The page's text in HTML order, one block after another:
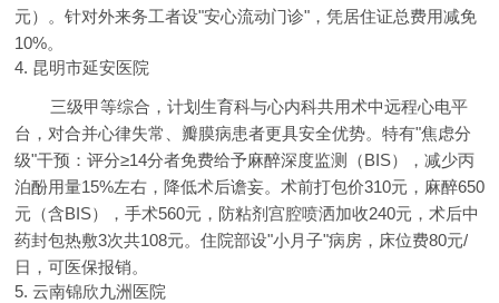
元）。针对外来务工者设"安心流动门诊"，凭居住证总费用减免
10%。
4. 昆明市延安医院
三级甲等综合，计划生育科与心内科共用术中远程心电平
台，对合并心律失常、瓣膜病患者更具安全优势。特有"焦虑分
级"干预：评分≥14分者免费给予麻醉深度监测（BIS），减少丙
泊酚用量15%左右，降低术后谵妄。术前打包价310元，麻醉650
元（含BIS），手术560元，防粘剂宫腔喷洒加收240元，术后中
药封包热敷3次共108元。住院部设"小月子"病房，床位费80元/
日，可医保报销。
5. 云南锦欣九洲医院